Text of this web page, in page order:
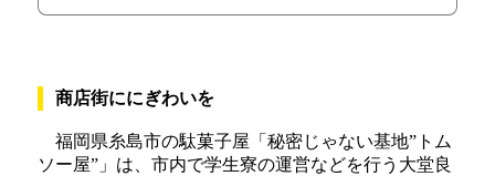
商店街ににぎわいを
福岡県糸島市の駄菓子屋「秘密じゃない基地”トム
ソー屋”」は、市内で学生寮の運営などを行う大堂良